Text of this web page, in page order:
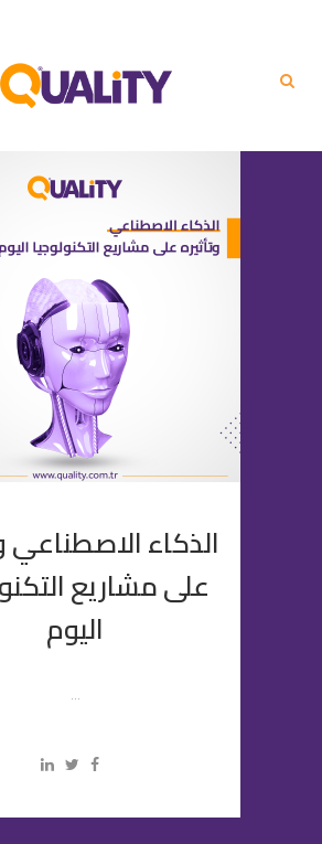
الذكاء الاصطناعي
على مشاريع
اليوم
...